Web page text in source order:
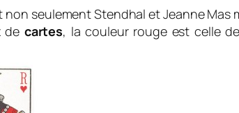
seulement Stendhal et Jeanne Mas
de cartes, la couleur rouge est celle